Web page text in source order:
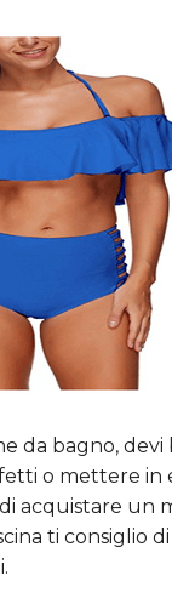
da bagno,
o mettere in
acquistare un
ti consiglio